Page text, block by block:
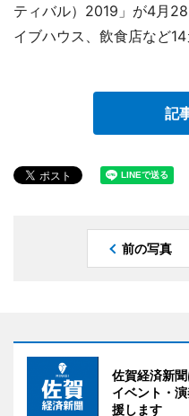
ティバル）2019」が4月
イブハウス、飲食店など14
記
前の写真
佐賀経済新
イベント・
援します